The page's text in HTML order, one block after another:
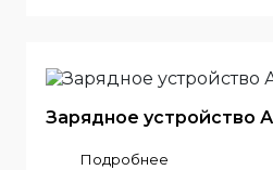
Зарядное устройство
Подробнее